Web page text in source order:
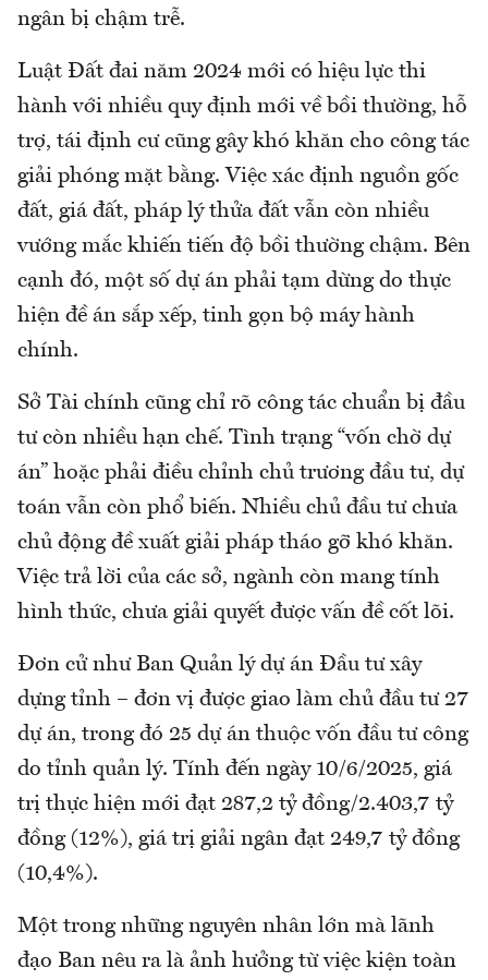
ngân bị chậm trễ.
Luật Đất đai năm 2024 mới có hiệu lực thi
hành với nhiều quy định mới về bồi thường, hỗ
trợ, tái định cư cũng gây khó khăn cho công tác
giải phóng mặt bằng. Việc xác định nguồn gốc
đất, giá đất, pháp lý thửa đất vẫn còn nhiều
vướng mắc khiến tiến độ bồi thường chậm. Bên
cạnh đó, một số dự án phải tạm dừng do thực
hiện đề án sắp xếp, tinh gọn bộ máy hành
chính.
Sở Tài chính cũng chỉ rõ công tác chuẩn bị đầu
tư còn nhiều hạn chế. Tình trạng “vốn chờ dự
án” hoặc phải điều chỉnh chủ trương đầu tư, dự
toán vẫn còn phổ biến. Nhiều chủ đầu tư chưa
chủ động đề xuất giải pháp tháo gỡ khó khăn.
Việc trả lời của các sở, ngành còn mang tính
hình thức, chưa giải quyết được vấn đề cốt lõi.
Đơn cử như Ban Quản lý dự án Đầu tư xây
dựng tỉnh – đơn vị được giao làm chủ đầu tư 27
dự án, trong đó 25 dự án thuộc vốn đầu tư công
do tỉnh quản lý. Tính đến ngày 10/6/2025, giá
trị thực hiện mới đạt 287,2 tỷ đồng/2.403,7 tỷ
đồng (12%), giá trị giải ngân đạt 249,7 tỷ đồng
(10,4%).
Một trong những nguyên nhân lớn mà lãnh
đạo Ban nêu ra là ảnh hưởng từ việc kiện toàn